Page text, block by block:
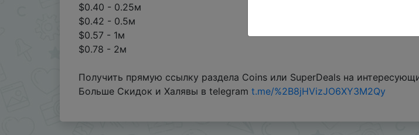
$0.40 - 0.25м
$0.42 - 0.5м
$0.57 - 1м
$0.78 - 2м
Получить прямую ссылку раздела Coins или SuperDeals на
Больше Скидок и Халявы в telegram t.me/%2B8jHVizJO6XY3M2Qy